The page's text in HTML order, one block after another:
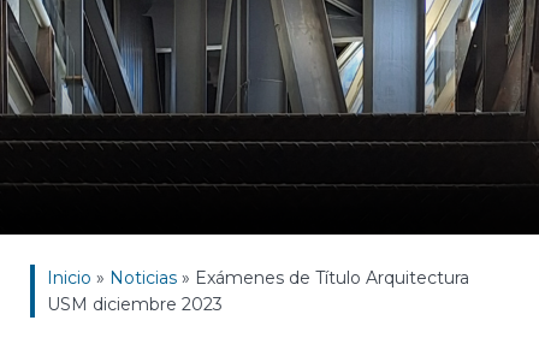
Inicio » Noticias » Exámenes de Título Arquitectura
USM diciembre 2023